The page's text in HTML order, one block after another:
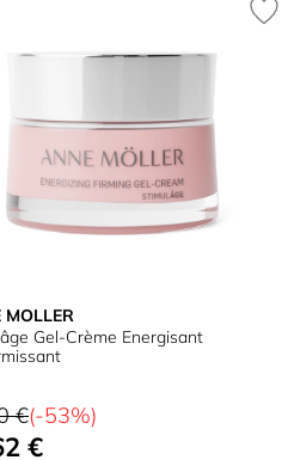
Gel-Crème Energisant
€(-53%)
€